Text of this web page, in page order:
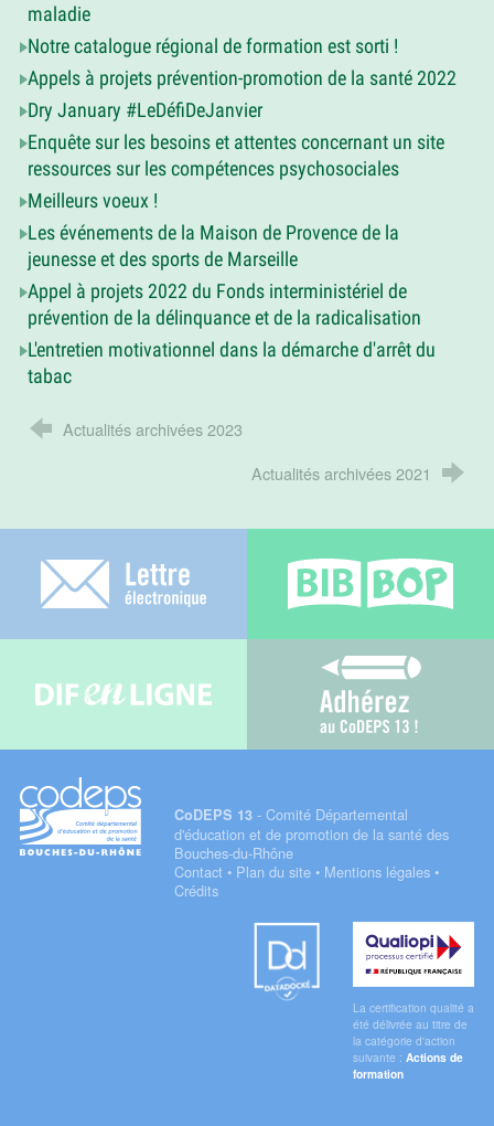
maladie
Notre catalogue régional de formation est sorti !
Appels à projets prévention-promotion de la santé 2022
Dry January #LeDéfiDeJanvier
Enquête sur les besoins et attentes concernant un site
ressources sur les compétences psychosociales
Meilleurs voeux !
Les événements de la Maison de Provence de la
jeunesse et des sports de Marseille
Appel à projets 2022 du Fonds interministériel de
prévention de la délinquance et de la radicalisation
L'entretien motivationnel dans la démarche d'arrêt du
tabac
Actualités archivées 2023
Actualités archivées 2021
Adhérez au
CoDEPS 13- Comité Départemental
d'éducation et de promotion de la santé des
Bouches-du-Rhône
Contact • Plan du site• Mentions légales•
Crédits
Qualiopi
La certification qualité a
été délivrée au titre de
la catégorie d'action
suivante :Actions de
formation